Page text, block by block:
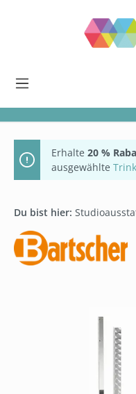
Erhalte 20 %
ausgewählte
Du bist hier: